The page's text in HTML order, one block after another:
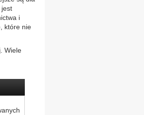
jest
i
które nie
Wiele